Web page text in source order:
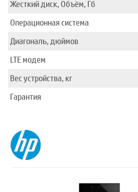
Жесткий диск, Объём, Гб
Операционная система
Диагональ, дюймов
LTE модем
Вес устройства, кг
Гарантия